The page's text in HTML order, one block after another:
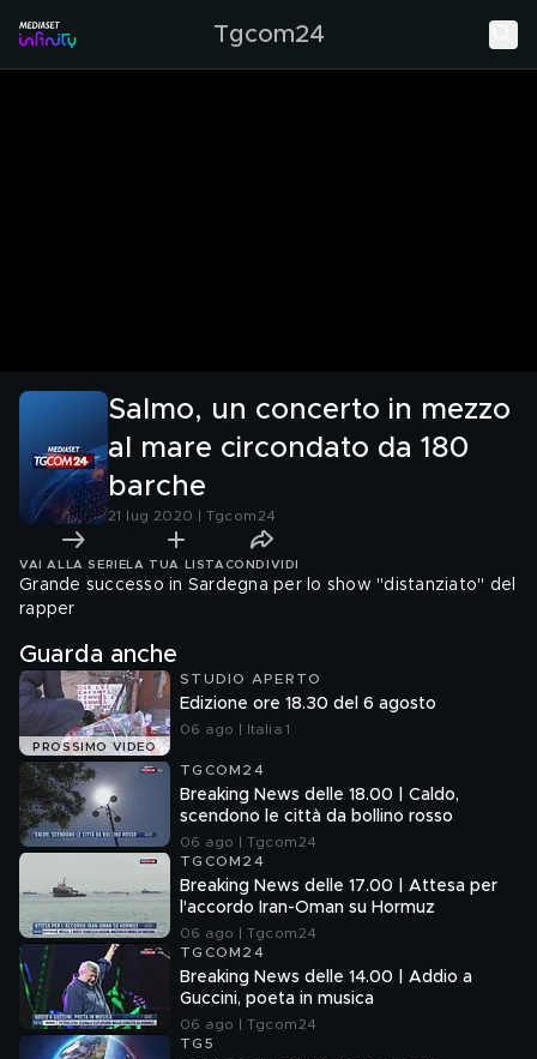
Tgcom24
Salmo, un concerto in mezzo
al mare circondato da 180
barche
21 lug 2020 | Tgcom24
VAI ALLA SERIE LA TUA LISTA CONDIVIDI
Grande successo in Sardegna per lo show "distanziato" del
rapper
Guarda anche
PROSSIMO VIDEO
STUDIO APERTO
Edizione ore 18.30 del 6 agosto
06 ago | Italia 1
TGCOM24
Breaking News delle 18.00 | Caldo,
scendono le città da bollino rosso
06 ago | Tgcom24
TGCOM24
Breaking News delle 17.00 | Attesa per
l'accordo Iran-Oman su Hormuz
06 ago | Tgcom24
TGCOM24
Breaking News delle 14.00 | Addio a
Guccini, poeta in musica
06 ago | Tgcom24
TG5